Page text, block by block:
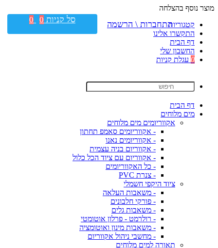
מוצר נוסף בהצלחה
קטגוריות
התקשרו אלינו
דף הבית
החשבון שלי
0 עגלת קניות
דף הבית
מים מלוחים
אקווריומים מים מלוחים
- אקווריומים סאמפ תחתון
- אקווריומים נאנו
- אקווריום בניה עצמית
- אקווריום עם ציוד הכל כלול
- כל האקווריומים
- צנרת PVC
ציוד היקפי חשמלי
- משאבות העלאה
- פורקי חלבונים
- משאבות גלים
- רולרמט - פרלון אוטומטי
- משאבות מינון ואוטומציה
- מחשבי ניהול אקווריום
תאורה למים מלוחים
התחברות \ הרשמה סל קניות 0
0